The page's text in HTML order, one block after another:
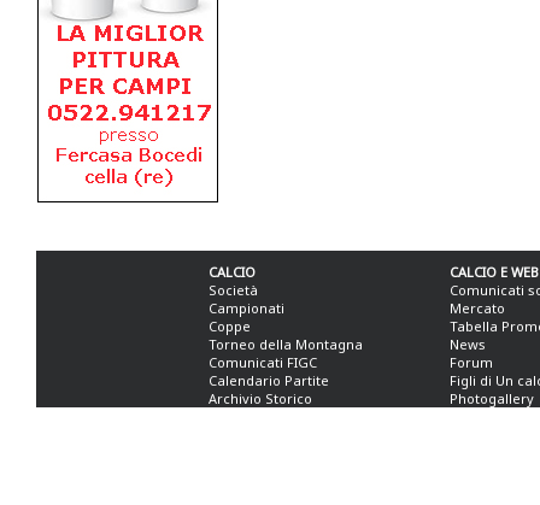
CALCIO
Società
Campionati
Coppe
Torneo della Montagna
Comunicati FIGC
Calendario Partite
Archivio Storico
CALCIO E WEB
Comunicati
Mercato
Tabella
News
Forum
Figli di Un
Photogallery